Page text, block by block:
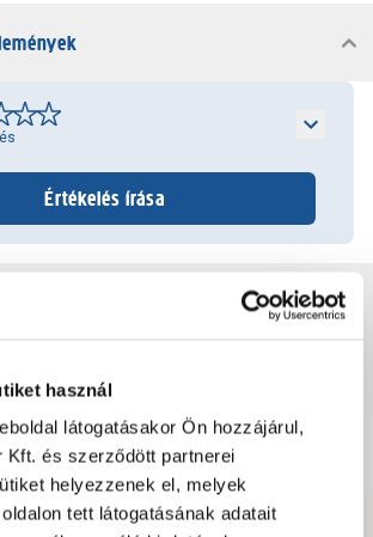
használ
látogatásakor Ön hozzájárul,
Kft. és szerződött partnerei
helyezzenek el, melyek
tett látogatásának adatait
Értékelés írása
és súly információk
felelős személy